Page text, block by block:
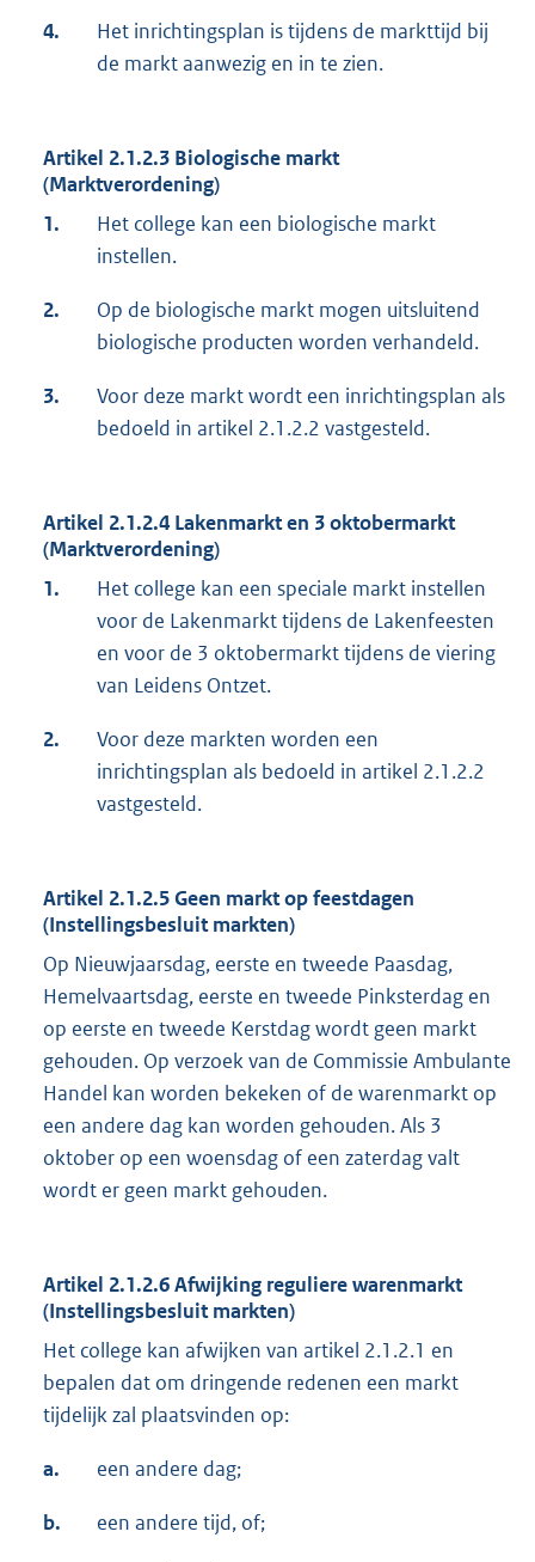
4.
Het inrichtingsplan is tijdens de markttijd bij
de markt aanwezig en in te zien.
Artikel 2.1.2.3 Biologische markt
(Marktverordening)
1.
Het college kan een biologische markt
instellen.
2.
Op de biologische markt mogen uitsluitend
biologische producten worden verhandeld.
3.
Voor deze markt wordt een inrichtingsplan als
bedoeld in artikel 2.1.2.2 vastgesteld.
Artikel 2.1.2.4 Lakenmarkt en 3 oktobermarkt
(Marktverordening)
1.
Het college kan een speciale markt instellen
voor de Lakenmarkt tijdens de Lakenfeesten
en voor de 3 oktobermarkt tijdens de viering
van Leidens Ontzet.
2.
Voor deze markten worden een
inrichtingsplan als bedoeld in artikel 2.1.2.2
vastgesteld.
Artikel 2.1.2.5 Geen markt op feestdagen
(Instellingsbesluit markten)
Op Nieuwjaarsdag, eerste en tweede Paasdag,
Hemelvaartsdag, eerste en tweede Pinksterdag en
op eerste en tweede Kerstdag wordt geen markt
gehouden. Op verzoek van de Commissie Ambulante
Handel kan worden bekeken of de warenmarkt op
een andere dag kan worden gehouden. Als 3
oktober op een woensdag of een zaterdag valt
wordt er geen markt gehouden.
Artikel 2.1.2.6 Afwijking reguliere warenmarkt
(Instellingsbesluit markten)
Het college kan afwijken van artikel 2.1.2.1 en
bepalen dat om dringende redenen een markt
tijdelijk zal plaatsvinden op:
a. een andere dag;
b. een andere tijd, of;